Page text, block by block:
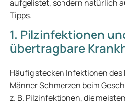
aufgelistet, sondern natürlich
Tipps.
1. Pilzinfektionen
übertragbare
Häufig stecken Infektionen des
Männer Schmerzen beim
z. B. Pilzinfektionen, die